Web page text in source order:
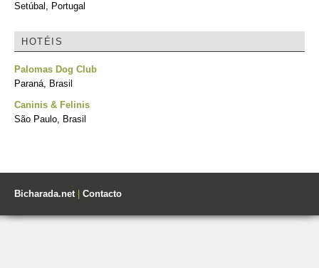
Setúbal, Portugal
HOTÉIS
Palomas Dog Club
Paraná, Brasil
Caninis & Felinis
São Paulo, Brasil
Bicharada.net| Contacto